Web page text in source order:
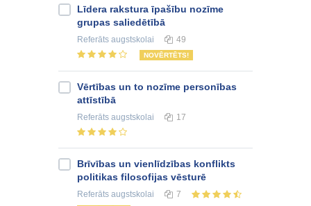
Līdera rakstura īpašību nozīme
grupas saliedētībā
Referāts augstskolai 49
NOVĒRTĒTS!
Vērtības un to nozīme personības
attīstībā
Referāts augstskolai 17
Brīvības un vienlīdzības konflikts
politikas filosofijas vēsturē
Referāts augstskolai 7